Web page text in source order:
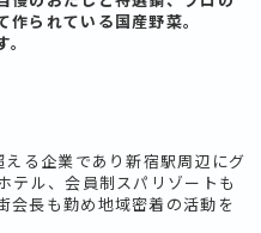
られている国産野菜。
る企業であり新宿駅周辺にグ
テル、会員制スパリゾートも
会長も勤め地域密着の活動を